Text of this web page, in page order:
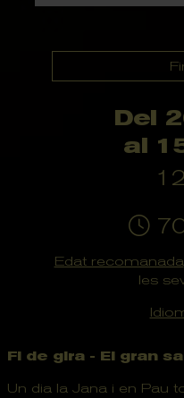
Del
al
Edat recomanada
les
Fi de gira - El gran
Un dia la Jana i en Pau